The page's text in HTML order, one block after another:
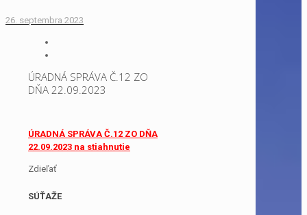
26. septembra 2023
ÚRADNÁ SPRÁVA Č.12 ZO
DŇA 22.09.2023
ÚRADNÁ SPRÁVA Č.12 ZO DŇA
22.09.2023 na stiahnutie
Zdieľať
SÚŤAŽE